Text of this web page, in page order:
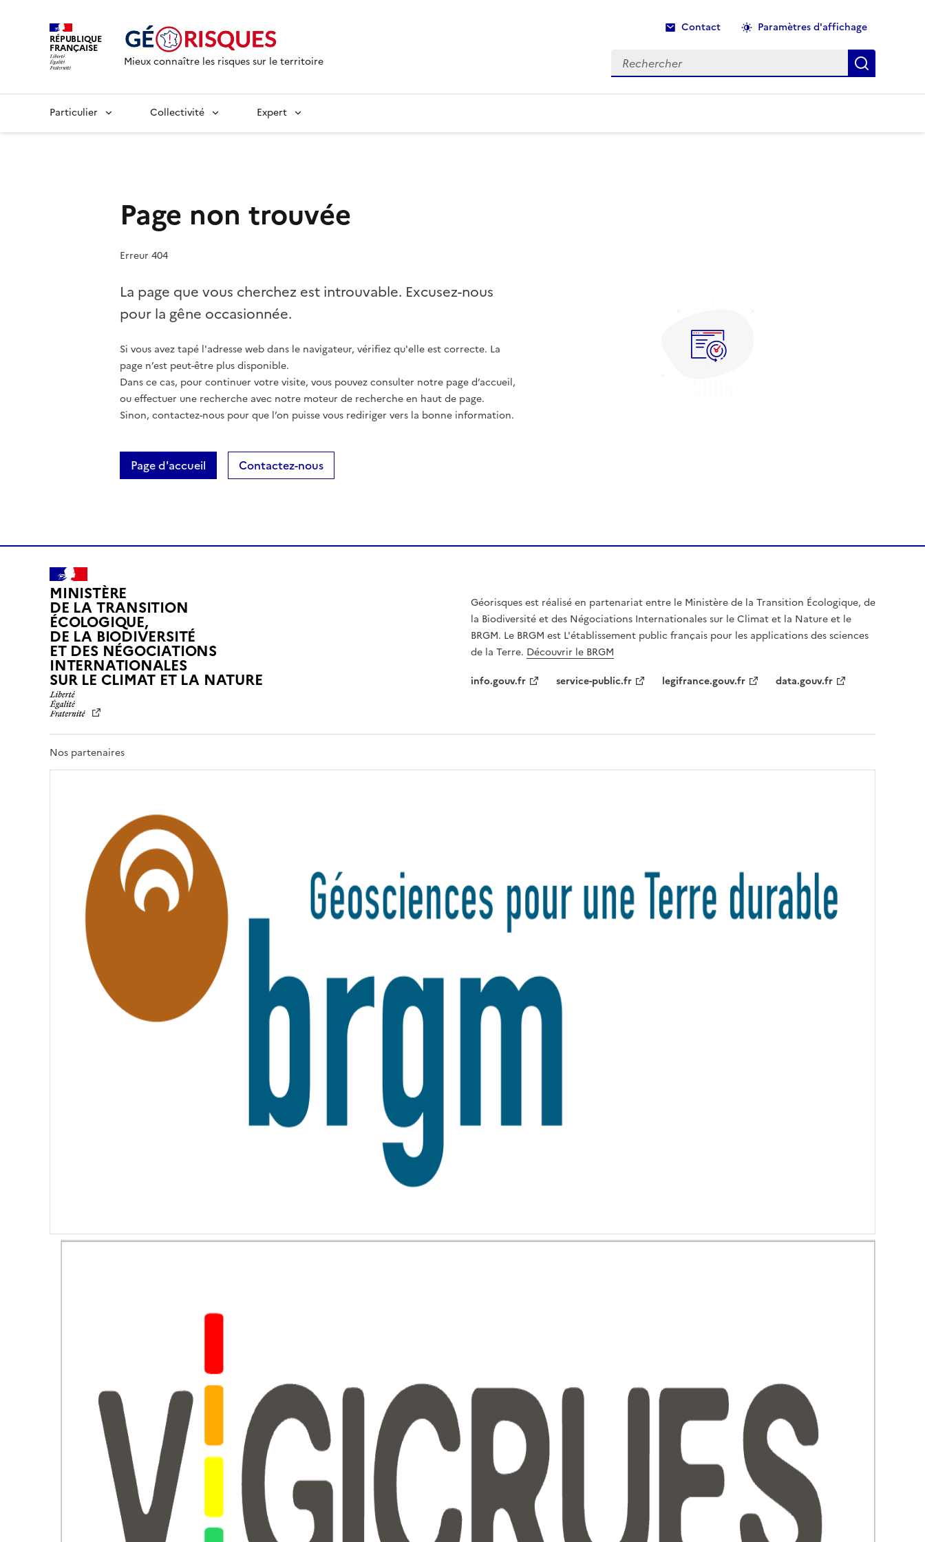
RÉPUBLIQUE
FRANÇAISE
Mieux connaître les risques sur le territoire
Contact Paramètres d'affichage
Rechercher Recherche
Particulier Collectivité Expert
Page non trouvée
Erreur 404
La page que vous cherchez est introuvable. Excusez-nous
pour la gêne occasionnée.
Si vous avez tapé l'adresse web dans le navigateur, vérifiez qu'elle est correcte. La
page n’est peut-être plus disponible.
Dans ce cas, pour continuer votre visite, vous pouvez consulter notre page d’accueil,
ou effectuer une recherche avec notre moteur de recherche en haut de page.
Sinon, contactez-nous pour que l’on puisse vous rediriger vers la bonne information.
Page d'accueil Contactez-nous
MINISTÈRE
DE LA TRANSITION
ÉCOLOGIQUE,
DE LA BIODIVERSITÉ
ET DES NÉGOCIATIONS
INTERNATIONALES
SUR LE CLIMAT ET LA NATUREL
R
É
R
R
N
T
Géorisques est réalisé en partenariat entre le Ministère de la Transition Écologique, de
la Biodiversité et des Négociations Internationales sur le Climat et la Nature et le
BRGM. Le BRGM est L'établissement public français pour les applications des sciences
de la Terre. Découvrir le BRGM
info.gouv.fr
service-public.fr legifrance.gouv.fr data.gouv.fr
Nos partenaires